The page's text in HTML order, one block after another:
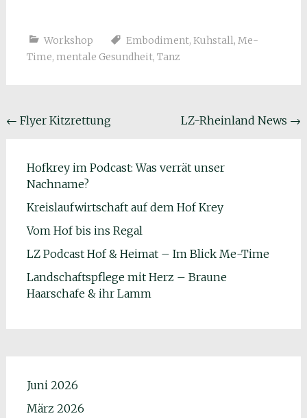
Workshop Embodiment, Kuhstall, Me-
Time, mentale Gesundheit, Tanz
Beitragsnavigation
← Flyer Kitzrettung LZ-Rheinland News →
Hofkrey im Podcast: Was verrät unser
Nachname?
Kreislaufwirtschaft auf dem Hof Krey
Vom Hof bis ins Regal
LZ Podcast Hof & Heimat – Im Blick Me-Time
Landschaftspflege mit Herz – Braune
Haarschafe & ihr Lamm
Juni 2026
März 2026